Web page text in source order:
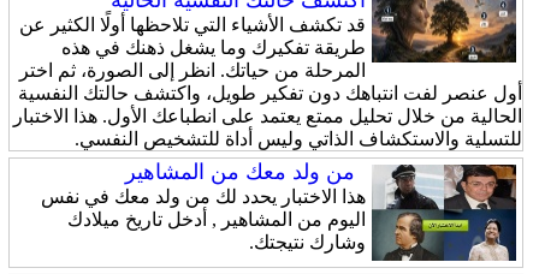
قد تكشف الأشياء التي تلاحظها أولًا الكثير عن
طريقة تفكيرك وما يشغل ذهنك في هذه
المرحلة من حياتك. انظر إلى الصورة، ثم اختر
أول عنصر لفت انتباهك دون تفكير طويل، واكتشف حالتك النفسية
الحالية من خلال تحليل ممتع يعتمد على انطباعك الأول. هذا الاختبار
للتسلية والاستكشاف الذاتي وليس أداة للتشخيص النفسي.
من ولد معك من المشاهير
هذا الاختبار يحدد لك من ولد معك في نفس
اليوم من المشاهير , أدخل تاريخ ميلادك
وشارك نتيجتك.